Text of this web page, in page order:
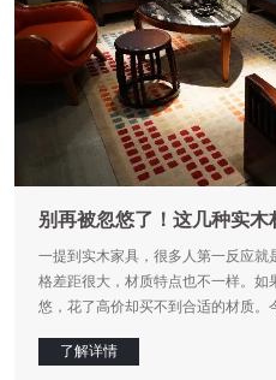
别再被忽悠了！这几种实
一提到实木家具，很多人第一反应就
格差距很大，材质特点也不一样。如
悠，花了高价却买不到合适的材质。
了解详情